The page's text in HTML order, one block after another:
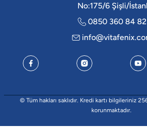
No:175/6 Şişli/
0850 360 84 82
© Tüm hakları saklıdır. Kredi kartı bilgileriniz
korunmaktadır.